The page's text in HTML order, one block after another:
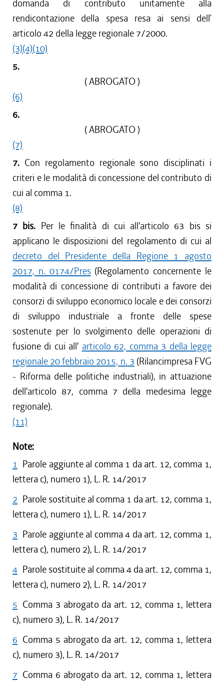
domanda di contributo unitamente alla
rendicontazione della spesa resa ai sensi dell’
articolo 42 della legge regionale 7/2000.
(3)(4)(10)
5.
( ABROGATO )
(6)
6.
( ABROGATO )
(7)
7. Con regolamento regionale sono disciplinati i
criteri e le modalità di concessione del contributo di
cui al comma 1.
(8)
7 bis. Per le finalità di cui all'articolo 63 bis si
applicano le disposizioni del regolamento di cui al
decreto del Presidente della Regione 1 agosto
2017, n. 0174/Pres(Regolamento concernente le
modalità di concessione di contributi a favore dei
consorzi di sviluppo economico locale e dei consorzi
di sviluppo industriale a fronte delle spese
sostenute per lo svolgimento delle operazioni di
fusione di cui all' articolo 62, comma 3 della legge
regionale 20 febbraio 2015, n. 3 (Rilancimpresa FVG
- Riforma delle politiche industriali), in attuazione
dell'articolo 87, comma 7 della medesima legge
regionale).
(11)
Note:
1 Parole aggiunte al comma 1 da art. 12, comma 1,
lettera c), numero 1), L. R. 14/2017
2 Parole sostituite al comma 1 da art. 12, comma 1,
lettera c), numero 1), L. R. 14/2017
3 Parole aggiunte al comma 4 da art. 12, comma 1,
lettera c), numero 2), L. R. 14/2017
4 Parole sostituite al comma 4 da art. 12, comma 1,
lettera c), numero 2), L. R. 14/2017
5 Comma 3 abrogato da art. 12, comma 1, lettera
c), numero 3), L. R. 14/2017
6 Comma 5 abrogato da art. 12, comma 1, lettera
c), numero 3), L. R. 14/2017
7 Comma 6 abrogato da art. 12, comma 1, lettera